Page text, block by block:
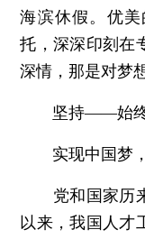
海滨休假。优
托，深深印刻在
深情，那是对
坚持——始终
实现中国梦，
党和国家历来
以来，我国人才